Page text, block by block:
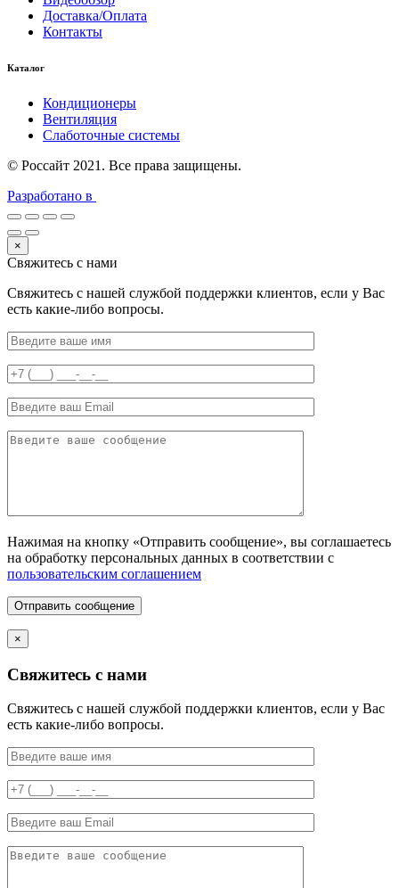
Доставка/Оплата
Контакты
Каталог
Кондиционеры
Вентиляция
Слаботочные системы
© Россайт 2021. Все права защищены.
Разработано в
×
Свяжитесь с нами
Свяжитесь с нашей службой поддержки клиентов, если у Вас
есть какие-либо вопросы.
Нажимая на кнопку «Отправить сообщение», вы соглашаетесь
на обработку персональных данных в соответствии с
пользовательским соглашением
Отправить сообщение
×
Свяжитесь с нами
Свяжитесь с нашей службой поддержки клиентов, если у Вас
есть какие-либо вопросы.